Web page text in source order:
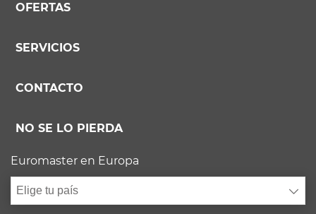
OFERTAS
SERVICIOS
CONTACTO
NO SE LO PIERDA
Euromaster en Europa
Elige tu país